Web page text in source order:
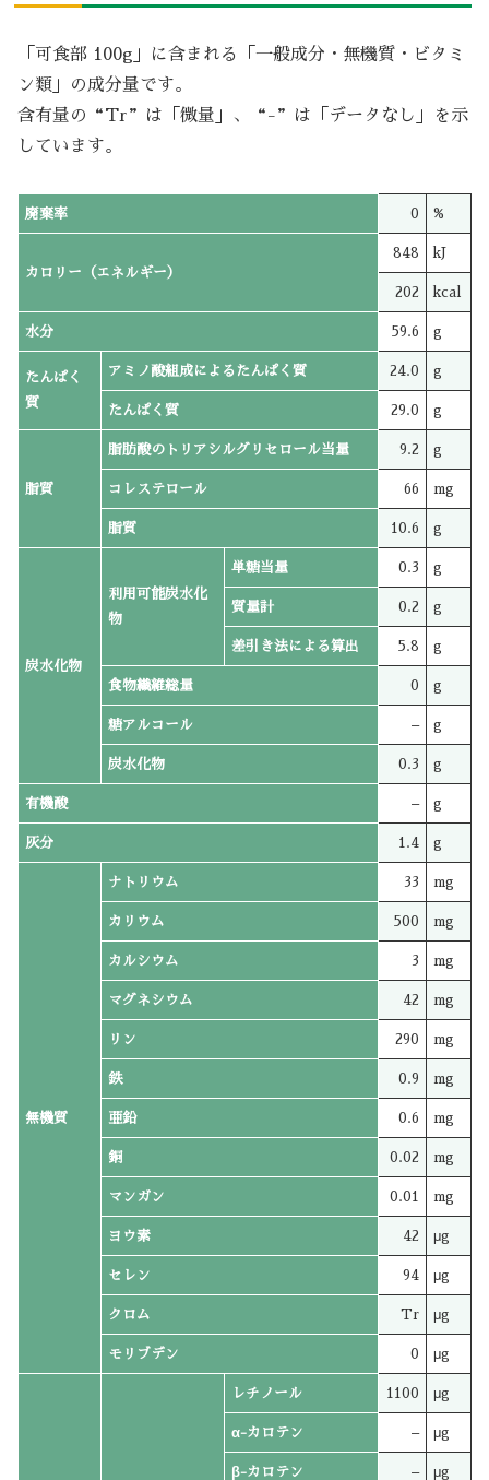
「可食部 100g」に含まれる「一般成分・無機質・ビタミ
ン類」の成分量です。
含有量の“Tr”は「微量」、“-”は「データなし」を示
しています。
廃棄率 0 %
カロリー（エネルギー）
848 kJ
202 kcal
水分 59.6 g
たんぱく
質
アミノ酸組成によるたんぱく質 24.0 g
たんぱく質 29.0 g
脂質
脂肪酸のトリアシルグリセロール当量 9.2 g
コレステロール 66 mg
脂質 10.6 g
炭水化物
利用可能炭水化
物
単糖当量 0.3 g
質量計 0.2 g
差引き法による算出 5.8 g
食物繊維総量 0 g
糖アルコール – g
炭水化物 0.3 g
有機酸 – g
灰分 1.4 g
無機質
ナトリウム 33 mg
カリウム 500 mg
カルシウム 3 mg
マグネシウム 42 mg
リン 290 mg
鉄 0.9 mg
亜鉛 0.6 mg
銅 0.02 mg
マンガン 0.01 mg
ヨウ素 42 μg
セレン 94 μg
クロム Tr μg
モリブデン 0 μg
レチノール 1100 μg
α-カロテン – μg
β-カロテン – μg